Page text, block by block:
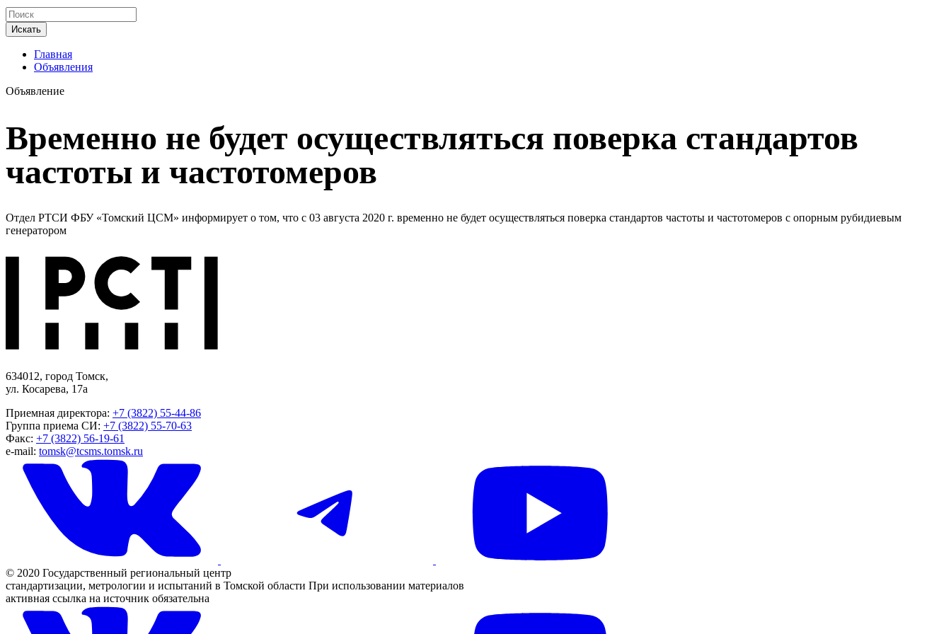
Искать
Главная
Объявления
Объявление
Временно не будет осуществляться поверка стандартов
частоты и частотомеров
Отдел РТСИ ФБУ «Томский ЦСМ» информирует о том, что с 03 августа 2020 г. временно не будет осуществляться поверка стандартов частоты и частотомеров с опорным рубидиевым
генератором
634012, город Томск,
ул. Косарева, 17а
Приемная директора: +7 (3822) 55-44-86
Группа приема СИ: +7 (3822) 55-70-63
Факс: +7 (3822) 56-19-61
e-mail: tomsk@tcsms.tomsk.ru
© 2020 Государственный региональный центр
стандартизации, метрологии и испытаний в Томской области При использовании материалов
активная ссылка на источник обязательна